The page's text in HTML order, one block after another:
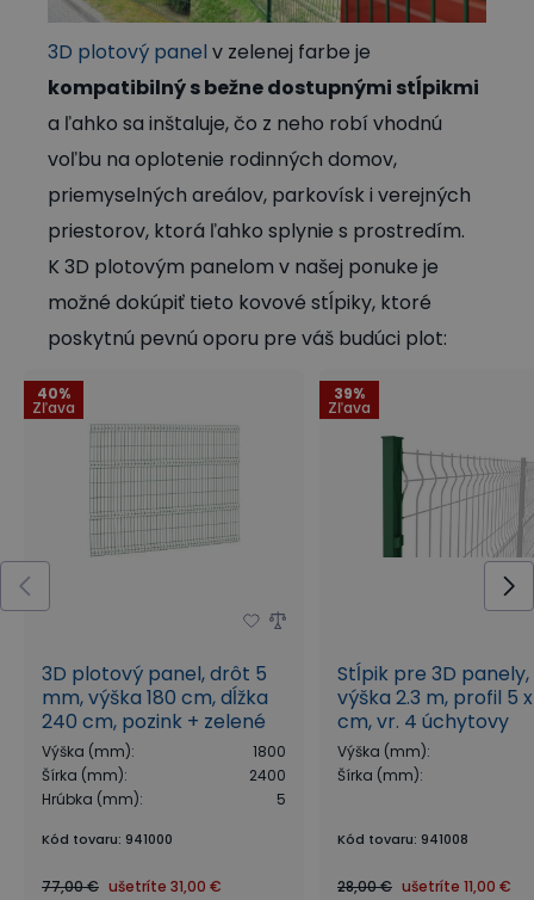
3D plotový panel v zelenej farbe je
kompatibilný s bežne dostupnými stĺpikmi
a ľahko sa inštaluje, čo z neho robí vhodnú
voľbu na oplotenie rodinných domov,
priemyselných areálov, parkovísk i verejných
priestorov, ktorá ľahko splynie s prostredím.
K 3D plotovým panelom v našej ponuke je
možné dokúpiť tieto kovové stĺpiky, ktoré
poskytnú pevnú oporu pre váš budúci plot:
40%
Zľava
3D plotový panel, drôt 5
mm, výška 180 cm, dĺžka
240 cm, pozink + zelené
lakovanie
Výška (mm):
1800
Šírka (mm):
2400
Hrúbka (mm): 5
Kód tovaru: 941000
77,00 € ušetríte 31,00 €
39%
Zľava
Stĺpik pre 3D panely,
výška 2.3 m, profil 5
cm, vr. 4 úchytovy
Výška (mm):
Šírka (mm):
Kód tovaru: 941008
28,00 € ušetríte 11,00 €